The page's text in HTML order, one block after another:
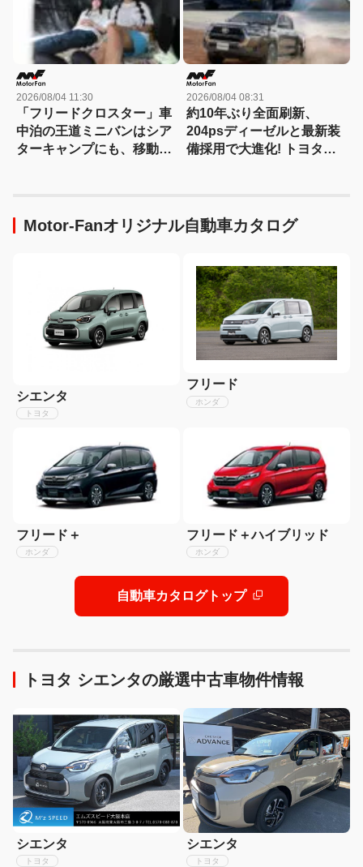
2026/08/04 11:30
「フリードクロスター」車
中泊の王道ミニバンはシア
ターキャンプにも、移動オ
2026/08/04 08:31
約10年ぶり全面刷新、
204psディーゼルと最新装
備採用で大進化! トヨタ新
Motor-Fanオリジナル自動車カタログ
シエンタ
トヨタ
フリード
ホンダ
フリード＋
ホンダ
フリード＋ハイブリッド
ホンダ
自動車カタログトップ
トヨタ シエンタの厳選中古車物件情報
シエンタ
トヨタ
シエンタ
トヨタ